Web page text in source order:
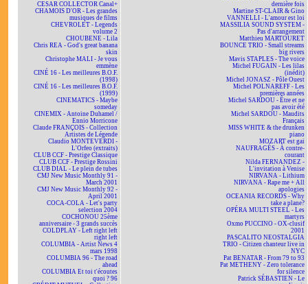
CESAR COLLECTOR Canal+
CHAMOIS D'OR - Les grandes
musiques de films
CHEVROLET - Legends
volume 2
CHOUBENE - Lila
Chris REA - God's great banana
skin
Christophe MALI - Je vous
emmène
CINÉ 16 - Les meilleures B.O.F.
(1998)
CINÉ 16 - Les meilleures B.O.F.
(1999)
CINEMATICS - Maybe
someday
CINEMIX - Antoine Duhamel /
Ennio Morricone
Claude FRANÇOIS - Collection
Artistes de Légende
Claudio MONTEVERDI -
L'Orfeo (extraits)
CLUB CCF - Prestige Classique
CLUB CCF - Prestige Rossini
CLUB DIAL - Le plein de tubes
CMJ New Music Monthly 91 -
March 2001
CMJ New Music Monthly 92 -
April 2001
COCA-COLA - Let's party
selection 2004
COCHONOU 25ème
anniversaire - 3 grands succès
COLDPLAY - Left right left
right left
COLUMBIA - Artist News 4
mars 1998
COLUMBIA 96 - The road
ahead
COLUMBIA Et toi t'écoutes
quoi ? 96
dernière fois
Martine ST-CLAIR & Gino
VANNELLI - L'amour est loi
MASSILIA SOUND SYSTEM -
Pas d'arrangement
Matthieu MARTOURET
BOUNCE TRIO - Small streams
big rivers
Mavis STAPLES - The voice
Michel FUGAIN - Les lilas
(inédit)
Michel JONASZ - Pôle Ouest
Michel POLNAREFF - Les
premières années
Michel SARDOU - Être et ne
pas avoir été
Michel SARDOU - Maudits
Français
MISS WHITE & the drunken
piano
MOZART est gai
NAUFRAGÉS - À contre-
courant
Nilda FERNANDEZ -
L'invitation à Venise
NIRVANA - Lithium
NIRVANA - Rape me + All
apologies
OCEANIA RECORDS - Why
take a plane?
OPÉRA MULTI STEEL - Les
martyrs
Oxmo PUCCINO - OX-clusif
2001
PASCALITO NEOSTALGIA
TRIO - Citizen chanteur live in
NYC
Pat BENATAR - From 79 to 93
Pat METHENY - Zero tolerance
for silence
Patrick SÉBASTIEN - Le